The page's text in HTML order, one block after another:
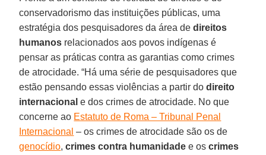
conservadorismo das instituições públicas, uma
estratégia dos pesquisadores da área dedireitos
humanos relacionados aos povos indígenas é
pensar as práticas contra as garantias como crimes
de atrocidade. “Há uma série de pesquisadores que
estão pensando essas violências a partir dodireito
internacional e dos crimes de atrocidade. No que
concerne ao Estatuto de Roma – Tribunal Penal
Internacional – os crimes de atrocidade são os de
genocídio,crimes contra humanidade e oscrimes